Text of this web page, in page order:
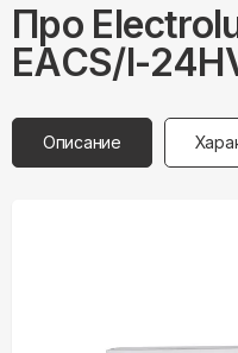
Про
EACS/I-
Описание